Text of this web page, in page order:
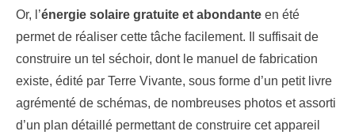
Or, l’énergie solaire gratuite et abondante en été
permet de réaliser cette tâche facilement. Il suffisait de
construire un tel séchoir, dont le manuel de fabrication
existe, édité par Terre Vivante, sous forme d’un petit livre
agrémenté de schémas, de nombreuses photos et assorti
d’un plan détaillé permettant de construire cet appareil